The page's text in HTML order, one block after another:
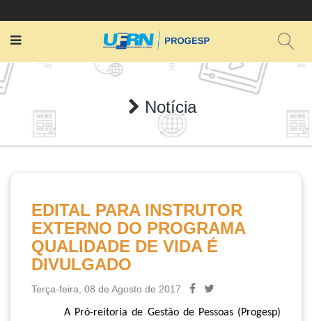
Notícia
EDITAL PARA INSTRUTOR
EXTERNO DO PROGRAMA
QUALIDADE DE VIDA É
DIVULGADO
Terça-feira, 08 de Agosto de 2017
A Pró-reitoria de Gestão de Pessoas (Progesp)